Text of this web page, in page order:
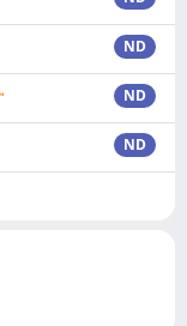
ND
ND
ND